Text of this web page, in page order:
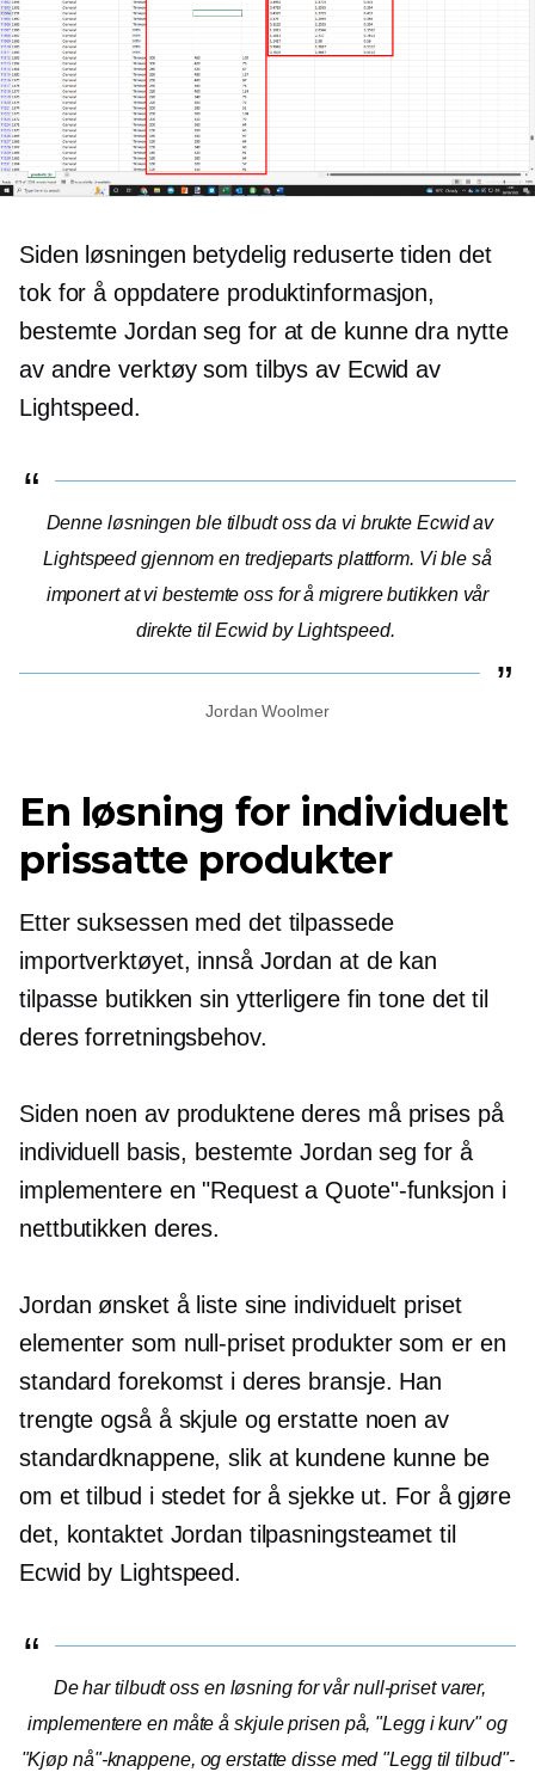
Siden løsningen betydelig reduserte tiden det
tok for å oppdatere produktinformasjon,
bestemte Jordan seg for at de kunne dra nytte
av andre verktøy som tilbys av Ecwid av
Lightspeed.
Denne løsningen ble tilbudt oss da vi brukte Ecwid av
Lightspeed gjennom en tredjepartsplattform. Vi ble så
imponert at vi bestemte oss for å migrere butikken vår
direkte til Ecwid by Lightspeed.
Jordan Woolmer
En løsning for individuelt
prissatte produkter
Etter suksessen med det tilpassede
importverktøyet, innså Jordan at de kan
tilpasse butikken sin ytterligere fin tonedet til
deres forretningsbehov.
Siden noen av produktene deres må prises på
individuell basis, bestemte Jordan seg for å
implementere en "Request a Quote"-funksjon i
nettbutikken deres.
Jordan ønsket å liste sine individuelt priset
elementer som null-prisetprodukter som er en
standard forekomst i deres bransje. Han
trengte også å skjule og erstatte noen av
standardknappene, slik at kundene kunne be
om et tilbud i stedet for å sjekke ut. For å gjøre
det, kontaktet Jordan tilpasningsteamet til
Ecwid by Lightspeed.
De har tilbudt oss en løsning for vårnull-prisetvarer,
implementere en måte å skjule prisen på, "Legg i kurv" og
"Kjøp nå"-knappene, og erstatte disse med "Legg til tilbud"-